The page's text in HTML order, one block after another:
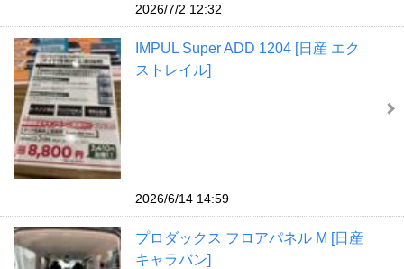
2026/7/2 12:32
IMPUL Super ADD 1204 [日産 エク
ストレイル]
2026/6/14 14:59
プロダックス フロアパネル M [日産
キャラバン]